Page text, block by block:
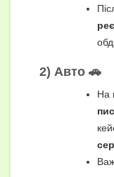
2) Авто 🚗
На